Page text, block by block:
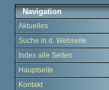
Navigation
Aktuelles
Suche in d. Webseite
Index alle Seiten
Hauptseite
Kontakt